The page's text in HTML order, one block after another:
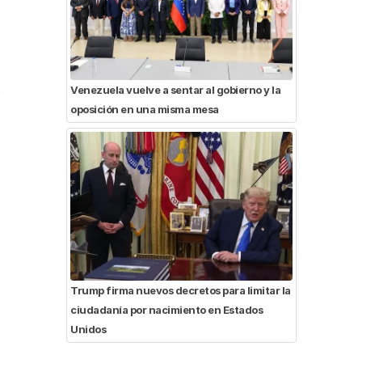
Venezuela vuelve a sentar al gobierno y la
oposición en una misma mesa
Trump firma nuevos decretos para limitar la
ciudadanía por nacimiento en Estados
Unidos